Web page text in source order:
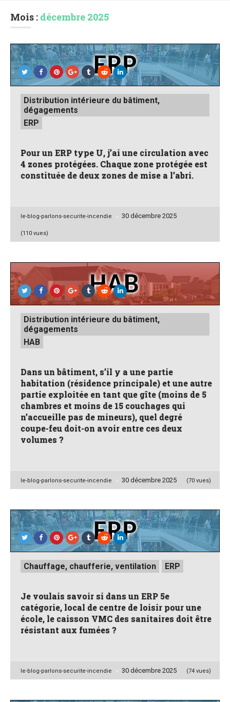
Mois : décembre 2025
Posted
inDistribution intérieure du bâtiment,
dégagements
ERP
Pour un ERP type U, j’ai une circulation avec
4 zones protégées. Chaque zone protégée est
constituée de deux zones de mise a l’abri.
Posted
le-blog-parlons-securite-incendie 30 décembre 2025
(110 vues)
Posted
inDistribution intérieure du bâtiment,
dégagements
HAB
Dans un bâtiment, s’il y a une partie
habitation (résidence principale) et une autre
partie exploitée en tant que gîte (moins de 5
chambres et moins de 15 couchages qui
n’accueille pas de mineurs), quel degré
coupe-feu doit-on avoir entre ces deux
volumes ?
Posted
le-blog-parlons-securite-incendie 30 décembre 2025 (70 vues)
Posted
inChauffage, chaufferie, ventilation ERP
Je voulais savoir si dans un ERP 5e
catégorie, local de centre de loisir pour une
école, le caisson VMC des sanitaires doit être
résistant aux fumées ?
Posted
le-blog-parlons-securite-incendie 30 décembre 2025 (74 vues)